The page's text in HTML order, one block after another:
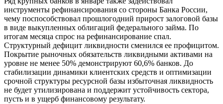
инструменты рефинансирования со стороны Банка России,
чему поспособствовал прошлогодний прирост залоговой базы
в виде выкупленных облигаций федерального займа. По
итогам месяца спрос на рефинансирование спал.
Структурный дефицит ликвидности сменился ее профицитом.
Покрытие рыночных обязательств ликвидными активами на
уровне не менее 50% демонстрируют 60,6% банков. До
стабилизации динамики клиентских средств и оптимизации
срочной структуры ресурсной базы избыточная ликвидность
не будет утилизирована и поддержит устойчивость сектора,
пусть и в ущерб финансовому результату.